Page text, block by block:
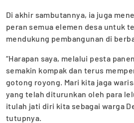
Di akhir sambutannya, ia juga
peran semua elemen desa untuk
mendukung pembangunan di
“Harapan saya, melalui pesta
semakin kompak dan terus
gotong royong. Mari kita jaga
yang telah diturunkan oleh para
itulah jati diri kita sebagai warga
tutupnya.